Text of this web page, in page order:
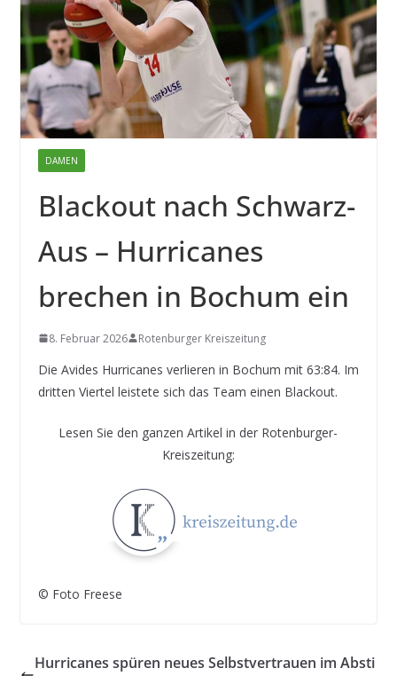
DAMEN
Blackout nach Schwarz-
Aus – Hurricanes
brechen in Bochum ein
8. Februar 2026 Rotenburger Kreiszeitung
Die Avides Hurricanes verlieren in Bochum mit 63:84. Im
dritten Viertel leistete sich das Team einen Blackout.
Lesen Sie den ganzen Artikel in der Rotenburger-
Kreiszeitung:
© Foto Freese
Hurricanes spüren neues Selbstvertrauen im Absti